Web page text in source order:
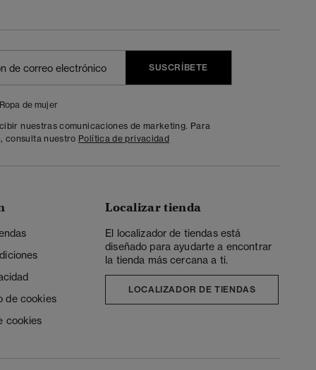
SUSCRÍBETE
de mujer
nuestras comunicaciones de marketing. Para
consulta nuestro Política de privacidad
de cookies
cookies
Localizar tienda
El localizador de tiendas está
diseñado para ayudarte a encontrar
la tienda más cercana a ti.
LOCALIZADOR DE TIENDAS